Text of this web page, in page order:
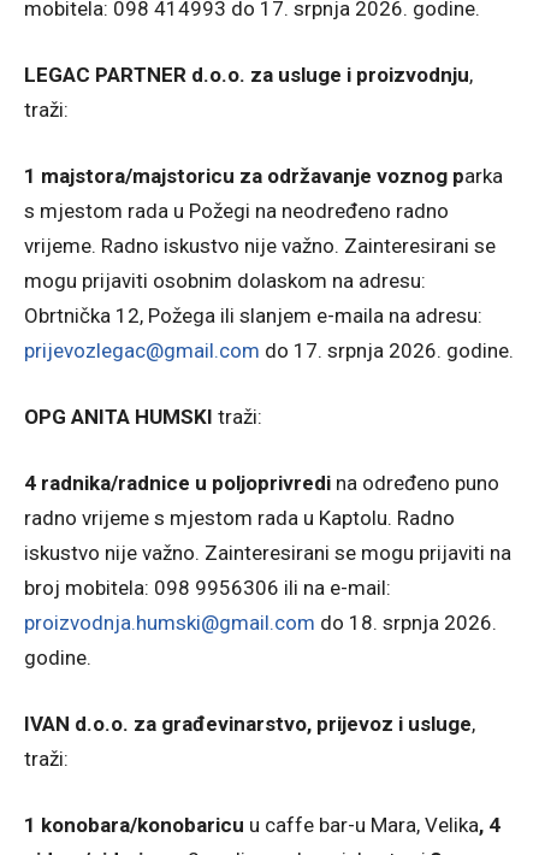
mobitela: 098 414993 do 17. srpnja 2026. godine.
LEGAC PARTNER d.o.o. za usluge i proizvodnju,
traži:
1 majstora/majstoricu za održavanje voznog parka
s mjestom rada u Požegi na neodređeno radno
vrijeme. Radno iskustvo nije važno. Zainteresirani se
mogu prijaviti osobnim dolaskom na adresu:
Obrtnička 12, Požega ili slanjem e-maila na adresu:
prijevozlegac@gmail.com do 17. srpnja 2026. godine.
OPG ANITA HUMSKI traži:
4 radnika/radnice u poljoprivredi na određeno puno
radno vrijeme s mjestom rada u Kaptolu. Radno
iskustvo nije važno. Zainteresirani se mogu prijaviti na
broj mobitela: 098 9956306 ili na e-mail:
proizvodnja.humski@gmail.com do 18. srpnja 2026.
godine.
IVAN d.o.o. za građevinarstvo, prijevoz i usluge,
traži:
1 konobara/konobaricu u caffe bar-u Mara, Velika, 4